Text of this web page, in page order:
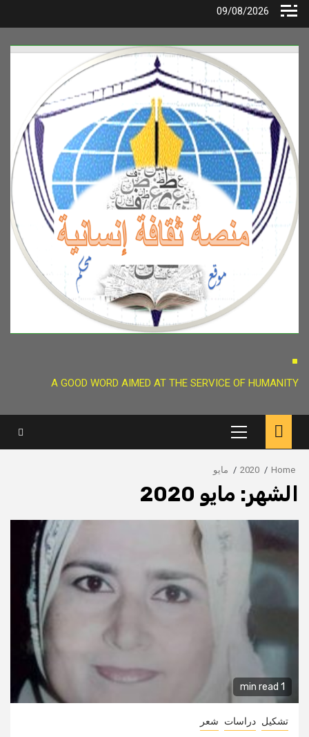
Skip
09/08/2026
.
A GOOD WORD AIMED AT THE SERVICE OF HUMANITY
Primary
Menu
Home
2020 مايو
الشهر: مايو 2020
1 min read
تشكيل دراسات شعر